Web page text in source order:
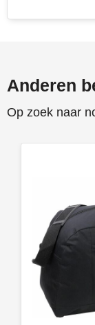
Anderen
Op zoek naar